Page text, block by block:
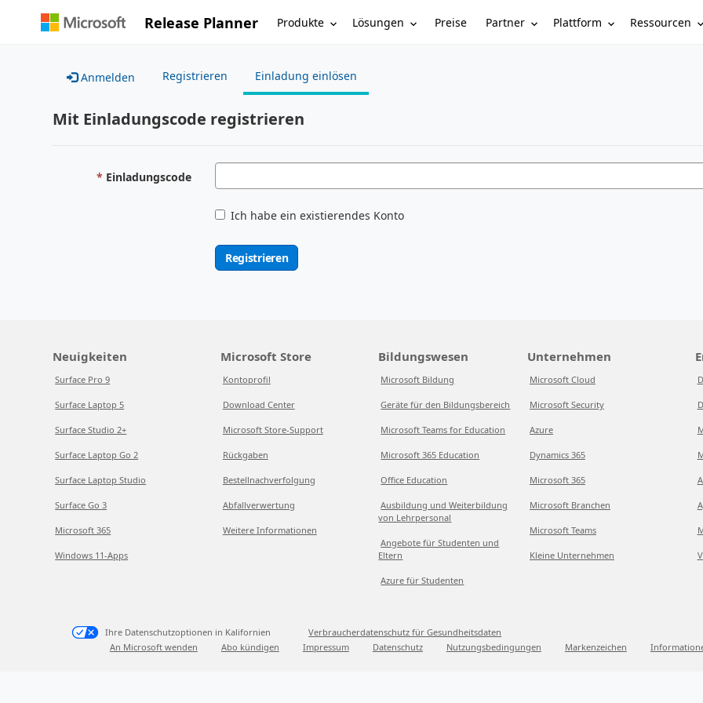
Release Planner Produkte Lösungen Preise Partner Plattform Ressourcen
Anmelden Registrieren Einladung einlösen
Mit Einladungscode registrieren
Einladungscode
Ich habe ein existierendes Konto
Registrieren
Neuigkeiten
Surface Pro 9
Surface Laptop 5
Surface Studio 2+
Surface Laptop Go 2
Surface Laptop Studio
Surface Go 3
Microsoft 365
Windows 11-Apps
Microsoft Store
Kontoprofil
Download Center
Microsoft Store-Support
Rückgaben
Bestellnachverfolgung
Abfallverwertung
Weitere Informationen
Bildungswesen
Microsoft Bildung
Geräte für den Bildungsbereich
Microsoft Teams for Education
Microsoft 365 Education
Office Education
Ausbildung und Weiterbildung
von Lehrpersonal
Angebote für Studenten und
Eltern
Azure für Studenten
Unternehmen
Microsoft Cloud
Microsoft Security
Azure
Dynamics 365
Microsoft 365
Microsoft Branchen
Microsoft Teams
Kleine Unternehmen
Ihre Datenschutzoptionen in Kalifornien
Verbraucherdatenschutz für Gesundheitsdaten
An Microsoft wenden
Abo kündigen Impressum Datenschutz Nutzungsbedingungen Markenzeichen